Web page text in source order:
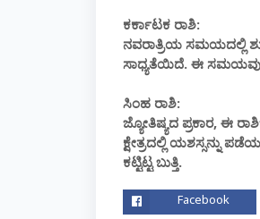
ಕರ್ಕಾಟಕ ರಾಶಿ:
ನವರಾತ್ರಿಯ ಸಮಯದಲ್ಲಿ
ಸಾಧ್ಯತೆಯಿದೆ. ಈ ಸಮಯವು
ಸಿಂಹ ರಾಶಿ:
ಜ್ಯೋತಿಷ್ಯದ ಪ್ರಕಾರ, ಈ
ಕ್ಷೇತ್ರದಲ್ಲಿ ಯಶಸ್ಸನ್ನು
ಕಟ್ಟಿಟ್ಟ ಬುತ್ತಿ.
Facebook